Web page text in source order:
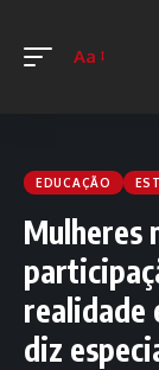
Aa
EDUCAÇÃO
Mulheres
realidade
diz